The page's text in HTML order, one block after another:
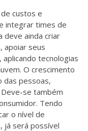
custos e
integrar times de
deve ainda criar
apoiar seus
tecnologias
O crescimento
das pessoas,
Deve-se também
Tendo
o nível de
já será possível